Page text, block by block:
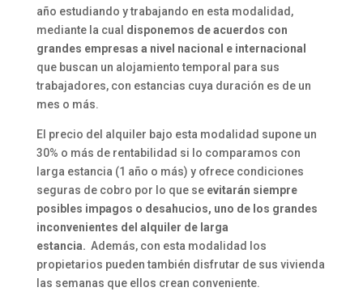
año estudiando y trabajando en esta modalidad,
mediante la cual disponemos de acuerdos con
grandes empresas a nivel nacional e internacional
que buscan un alojamiento temporal para sus
trabajadores, con estancias cuya duración es de un
mes o más.
El precio del alquiler bajo esta modalidad supone un
30% o más de rentabilidad si lo comparamos con
larga estancia (1 año o más) y ofrece condiciones
seguras de cobro por lo que se evitarán siempre
posibles impagos o desahucios, uno de los grandes
inconvenientes del alquiler de larga
estancia. Además, con esta modalidad los
propietarios pueden también disfrutar de sus vivienda
las semanas que ellos crean conveniente.